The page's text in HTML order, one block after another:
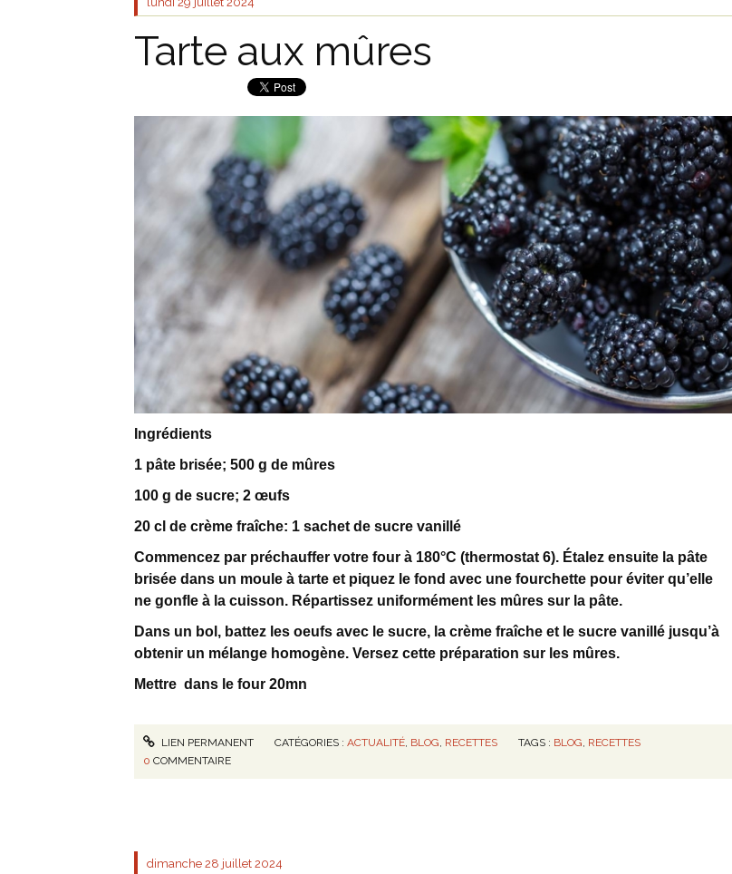
Tarte aux mûres
Ingrédients
1 pâte brisée; 500 g de mûres
100 g de sucre; 2 œufs
20 cl de crème fraîche: 1 sachet de sucre vanillé
Commencez par préchauffer votre four à 180°C (thermostat 6). Étalez ensuite la pâte
brisée dans un moule à tarte et piquez le fond avec une fourchette pour éviter qu’elle
ne gonfle à la cuisson. Répartissez uniformément les mûres sur la pâte.
Dans un bol, battez les oeufs avec le sucre, la crème fraîche et le sucre vanillé jusqu’à
obtenir un mélange homogène. Versez cette préparation sur les mûres.
Mettre dans le four 20mn
LIEN PERMANENT CATÉGORIES :ACTUALITÉ BLOG RECETTES TAGS : BLOG RECETTES
0 COMMENTAIRE
dimanche 28 juillet 2024